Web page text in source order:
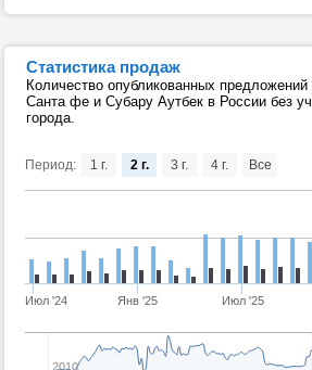
Статистика продаж
Количество опубликованных
Санта фе и Субару Аутбек в России без
города.
Период:
Июл '24 Янв '25 Июл '25
2010
1 г. 2 г. 3 г. 4 г. Все